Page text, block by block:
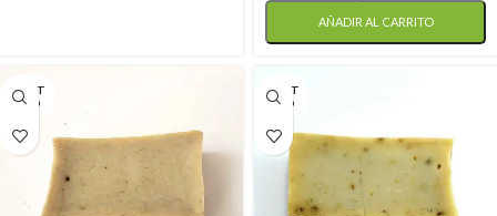
AÑADIR AL CARRITO
AGOT
ADO
AGOT
ADO